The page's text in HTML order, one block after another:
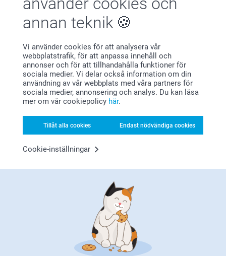
annan teknik
Vi använder cookies för att analysera vår
webbplatstrafik, för att anpassa innehåll och
annonser och för att tillhandahålla funktioner för
sociala medier. Vi delar också information om din
användning av vår webbplats med våra partners för
sociala medier, annonsering och analys. Du kan läsa
mer om vår cookiepolicy här.
Tillåt alla cookies Endast nödvändiga cookies
Cookie-inställningar
Bonus på alla dina köp
Letar du efter inspiration?
Förstklassig kundservice